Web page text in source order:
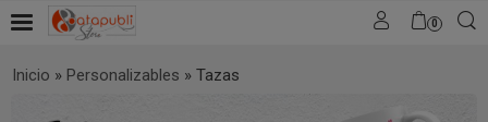
0
Inicio » Personalizables » Tazas